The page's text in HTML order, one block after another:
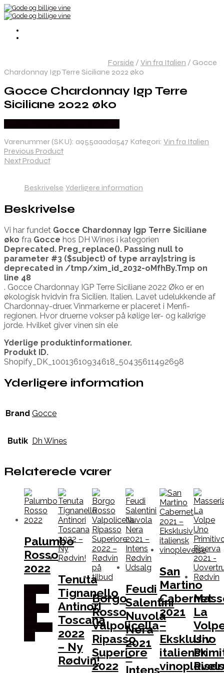
Forside / Vin fra Italien / Gocce
Chardonnay Igp Terre Siciliane 2022 øko
Gocce Chardonnay Igp Terre
Siciliane 2022 øko
Varenummer (SKU): a955aaada547 Kategori: Vin fra Italien
Previous Product
Next Product
Beskrivelse Yderligere information
Beskrivelse
Vi har fundet Gocce Chardonnay Igp Terre Siciliane
øko fra Gocce hos DH Wines i kategorien
Deprecated. Preg_replace(). Passing null to
parameter #3 ($subject) of type array|string is
deprecated in /tmp/xim_id_2032-oMfhBy.Tmp on
line 48
. Gocce Chardonnay IGP Terre Siciliane 2022 Øko er en
økologisk hvidvin fra Sicilien. Italien. Lavet udelukkende af
Chardonnay-druer. Vinmarkerne er placeret i Menfi-
regionen. Hvor druerne vokser på kølige ler- og kalkrige
jorde. Hvilket giver vinen sin ele
Yderlige produktinformationer.
Produkt ID.
Shopify_DK_10013610934618_50435611492698
Yderligere information
Brand Gocce
Butik Dh Wines
Relaterede varer
Palumbo
Rosso
2022
Tenuta
Tignanello
Antinori
Toscana
2022
– Ny
Rødvin!
Borgo
Rosso
Valpolicella
Ripasso
Superiore
2022
Feudi
Salentini
Nuvola
Nera
2021
–
Intens
San
Martino
Cabernet
2021
–
Eksklusiv
italiensk
La
Uno